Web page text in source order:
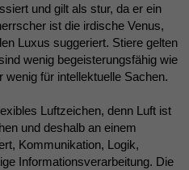
und gilt als stur, da er ein
ist die irdische Venus,
Luxus suggeriert. Stiere gelten
wenig begeisterungsfähig wie
für intellektuelle Sachen.
Luftzeichen, denn Luft ist
und deshalb an einem
Kommunikation, Logik,
Informationsverarbeitung. Die